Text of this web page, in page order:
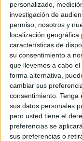
personalizado,
investigación de
permiso, nosotros y
localización
características de
su consentimiento a
que llevemos a cabo
forma alternativa,
cambiar sus
consentimiento. Tenga
sus datos personales
pero usted tiene el
preferencias se
sus preferencias o
Al planificar el
estudian la acción
en 1915, cuyo
los Dardanelos
intento de los
Australia y Nueva
retaguardia las
La ausencia de un
fuerzas de cada
fuerzas armadas
objetivos a